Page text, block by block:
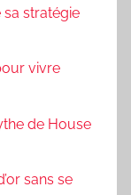
sa stratégie
vivre
de House
sans se